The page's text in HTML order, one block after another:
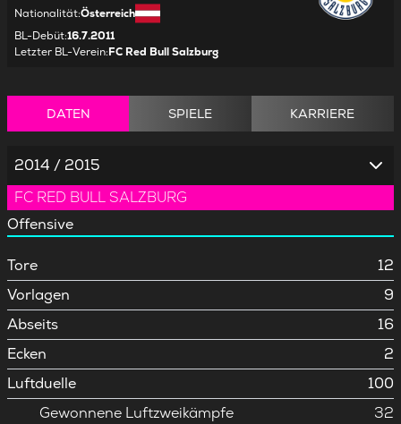
Nationalität:Österreich
BL-Debüt:16.7.2011
Letzter BL-Verein:FC Red Bull Salzburg
DATEN SPIELE KARRIERE
2014 / 2015
FC RED BULL SALZBURG
Offensive
Tore
12
Vorlagen
9
Abseits
16
Ecken
2
Luftduelle
100
Gewonnene Luftzweikämpfe
32